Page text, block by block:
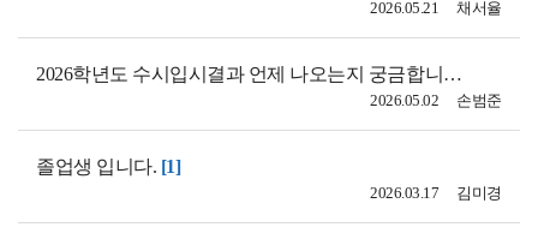
채서율
2026.05.21
2026학년도 수시입시결과 언제 나오는지 궁금합니다.
손범준
2026.05.02
졸업생 입니다. [1]
김미경
2026.03.17